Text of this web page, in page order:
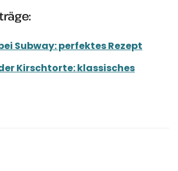
Subway: perfektes Rezept
Kirschtorte: klassisches